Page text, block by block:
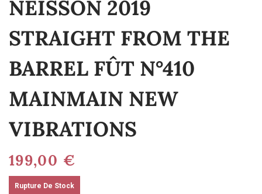
NEISSON 2019
STRAIGHT FROM THE
BARREL FÛT N°410
MAINMAIN NEW
VIBRATIONS
199,00 €
Rupture De Stock